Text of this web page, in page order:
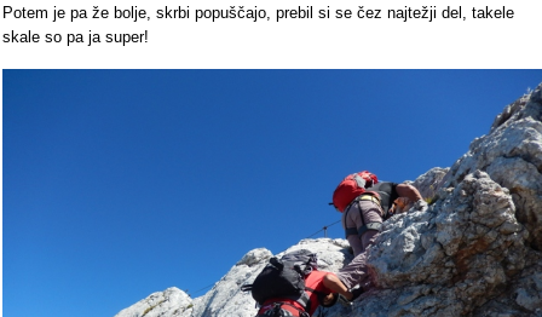
Potem je pa že bolje, skrbi popuščajo, prebil si se čez najtežji del, takele
skale so pa ja super!